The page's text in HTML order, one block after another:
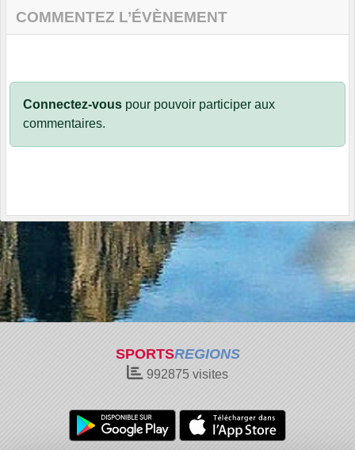
COMMENTEZ L’ÉVÈNEMENT
Connectez-vous pour pouvoir participer aux
commentaires.
SPORTSREGIONS
992875 visites